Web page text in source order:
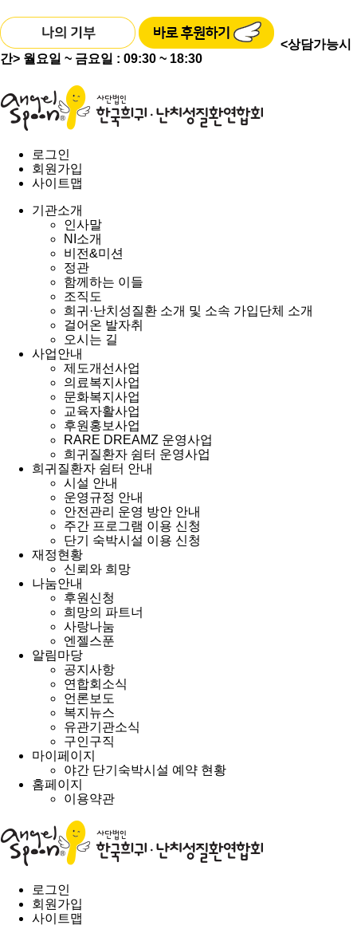
<상담가능시
간> 월요일 ~ 금요일 : 09:30 ~ 18:30
로그인
회원가입
사이트맵
기관소개
인사말
NI소개
비전&미션
정관
함께하는 이들
조직도
희귀·난치성질환 소개 및 소속 가입단체 소개
걸어온 발자취
오시는 길
사업안내
제도개선사업
의료복지사업
문화복지사업
교육자활사업
후원홍보사업
RARE DREAMZ 운영사업
희귀질환자 쉼터 운영사업
희귀질환자 쉼터 안내
시설 안내
운영규정 안내
안전관리 운영 방안 안내
주간 프로그램 이용 신청
단기 숙박시설 이용 신청
재정현황
신뢰와 희망
나눔안내
후원신청
희망의 파트너
사랑나눔
엔젤스푼
알림마당
공지사항
연합회소식
언론보도
복지뉴스
유관기관소식
구인구직
마이페이지
야간 단기숙박시설 예약 현황
홈페이지
이용약관
로그인
회원가입
사이트맵